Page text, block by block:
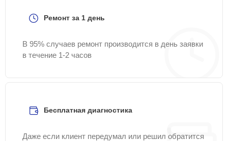
Ремонт за 1 день
В 95% случаев ремонт производится в день заявки
в течение 1-2 часов
Бесплатная диагностика
Даже если клиент передумал или решил обратится